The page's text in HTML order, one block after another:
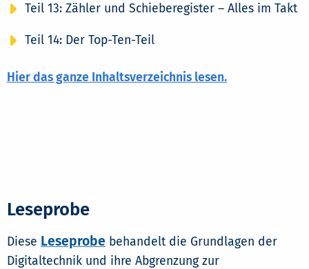
Teil 13: Zähler und Schieberegister – Alles im Takt
Teil 14: Der Top-Ten-Teil
Hier das ganze Inhaltsverzeichnis lesen.
Leseprobe
Diese Leseprobe behandelt die Grundlagen der
Digitaltechnik und ihre Abgrenzung zur